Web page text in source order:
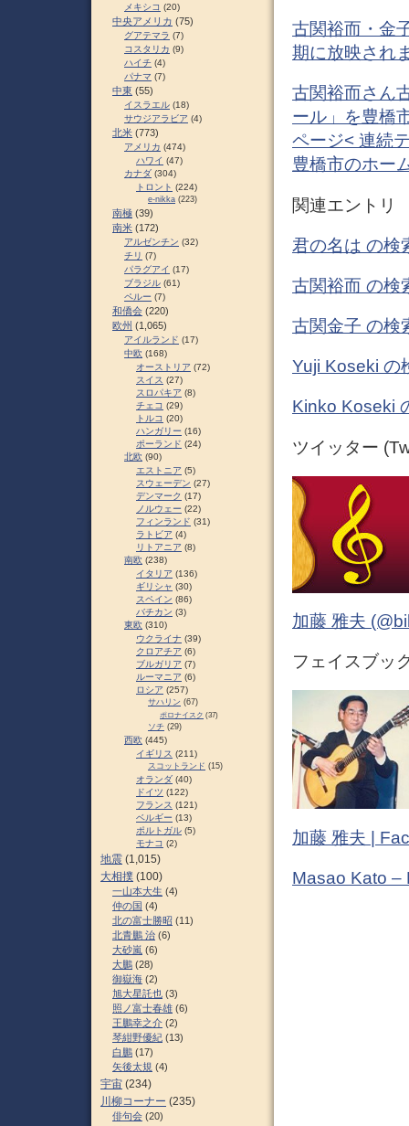
古関裕而・金
期に放映され
古関裕而さん
ール」を豊橋
ページ< 連続
豊橋市のホー
関連エントリ
君の名は の検
古関裕而 の検
古関金子 の検
Yuji Koseki の
Kinko Koseki
ツイッター
加藤 雅夫
フェイスブッ
加藤 雅夫 |
Masao Kato –
メキシコ (20)
中央アメリカ (75)
グアテマラ (7)
コスタリカ (9)
ハイチ (4)
パナマ (7)
中東 (55)
イスラエル (18)
サウジアラビア (4)
北米 (773)
アメリカ (474)
ハワイ (47)
カナダ (304)
トロント (224)
e-nikka (223)
南極 (39)
南米 (172)
アルゼンチン (32)
チリ (7)
パラグアイ (17)
ブラジル (61)
ペルー (7)
和僑会 (220)
欧州 (1,065)
アイルランド (17)
中欧 (168)
オーストリア (72)
スイス (27)
スロパキア (8)
チェコ (29)
トルコ (20)
ハンガリー (16)
ポーランド (24)
北欧 (90)
エストニア (5)
スウェーデン (27)
デンマーク (17)
ノルウェー (22)
フィンランド (31)
ラトビア (4)
リトアニア (8)
南欧 (238)
イタリア (136)
ギリシャ (30)
スペイン (86)
バチカン (3)
東欧 (310)
ウクライナ (39)
クロアチア (6)
ブルガリア (7)
ルーマニア (6)
ロシア (257)
サハリン (67)
ポロナイスク (37)
ソチ (29)
西欧 (445)
イギリス (211)
スコットランド (15)
オランダ (40)
ドイツ (122)
フランス (121)
ベルギー (13)
ポルトガル (5)
モナコ (2)
地震 (1,015)
大相撲 (100)
一山本大生 (4)
仲の国 (4)
北の富士勝昭 (11)
北青鵬 治 (6)
大砂嵐 (6)
大鵬 (28)
御嶽海 (2)
旭大星託也 (3)
照ノ富士春雄 (6)
王鵬幸之介 (2)
琴紺野優紀 (13)
白鵬 (17)
矢後太規 (4)
宇宙 (234)
川柳コーナー (235)
俳句会 (20)